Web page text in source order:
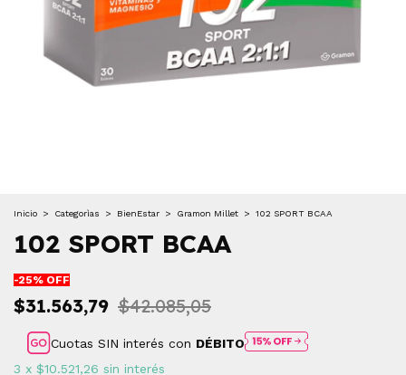
Inicio > Categorìas > BienEstar > Gramon Millet > 102 SPORT BCAA
102 SPORT BCAA
-25% OFF
$31.563,79 $42.085,05
Cuotas SIN interés con DÉBITO
3 x $10.521,26 sin interés